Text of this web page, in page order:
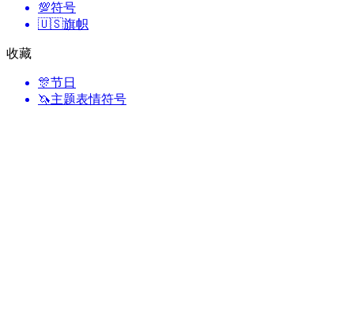
💯符号
🇺🇸旗帜
收藏
🎊节日
🦄主题表情符号